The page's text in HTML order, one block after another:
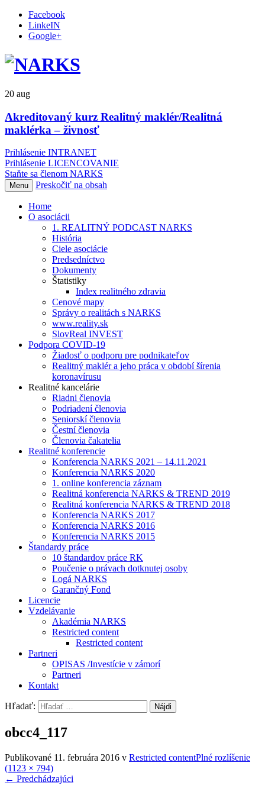
Facebook
LinkeIN
Google+
20 aug
Akreditovaný kurz Realitný maklér/Realitná
maklérka – živnosť
Prihlásenie INTRANET
Prihlásenie LICENCOVANIE
Staňte sa členom NARKS
Menu Preskočiť na obsah
Home
O asociácii
1. REALITNÝ PODCAST NARKS
História
Ciele asociácie
Predsedníctvo
Dokumenty
Štatistiky
Index realitného zdravia
Cenové mapy
Správy o realitách s NARKS
www.reality.sk
SlovReal INVEST
Podpora COVID-19
Žiadosť o podporu pre podnikateľov
Realitný maklér a jeho práca v období šírenia
koronavírusu
Realitné kancelárie
Riadni členovia
Podriadení členovia
Seniorskí členovia
Čestní členovia
Členovia čakatelia
Realitné konferencie
Konferencia NARKS 2021 – 14.11.2021
Konferencia NARKS 2020
1. online konferencia záznam
Realitná konferencia NARKS & TREND 2019
Realitná konferencia NARKS & TREND 2018
Konferencia NARKS 2017
Konferencia NARKS 2016
Konferencia NARKS 2015
Štandardy práce
10 štandardov práce RK
Poučenie o právach dotknutej osoby
Logá NARKS
Garančný Fond
Licencie
Vzdelávanie
Akadémia NARKS
Restricted content
Restricted content
Partneri
OPISAS /Investície v zámorí
Partneri
Kontakt
Hľadať:
obcc4_117
Publikované 11. februára 2016 v Restricted contentPlné rozlíšenie
(1123 × 794)
← Predchádzajúci